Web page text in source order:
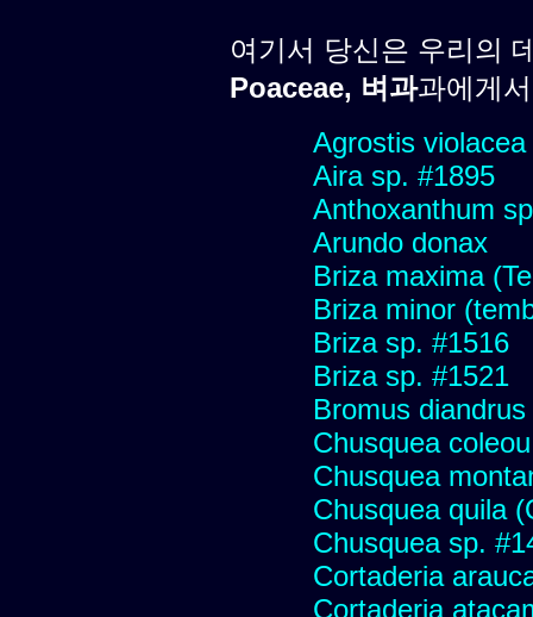
여기서 당신은 우리의
Poaceae, 벼과과에게
Agrostis violacea
Aira sp. #1895
Anthoxanthum
Arundo donax
Briza maxima
Briza minor
Briza sp. #1516
Briza sp. #1521
Bromus diandrus
Chusquea
Chusquea
Chusquea quila
Chusquea sp.
Cortaderia
Cortaderia